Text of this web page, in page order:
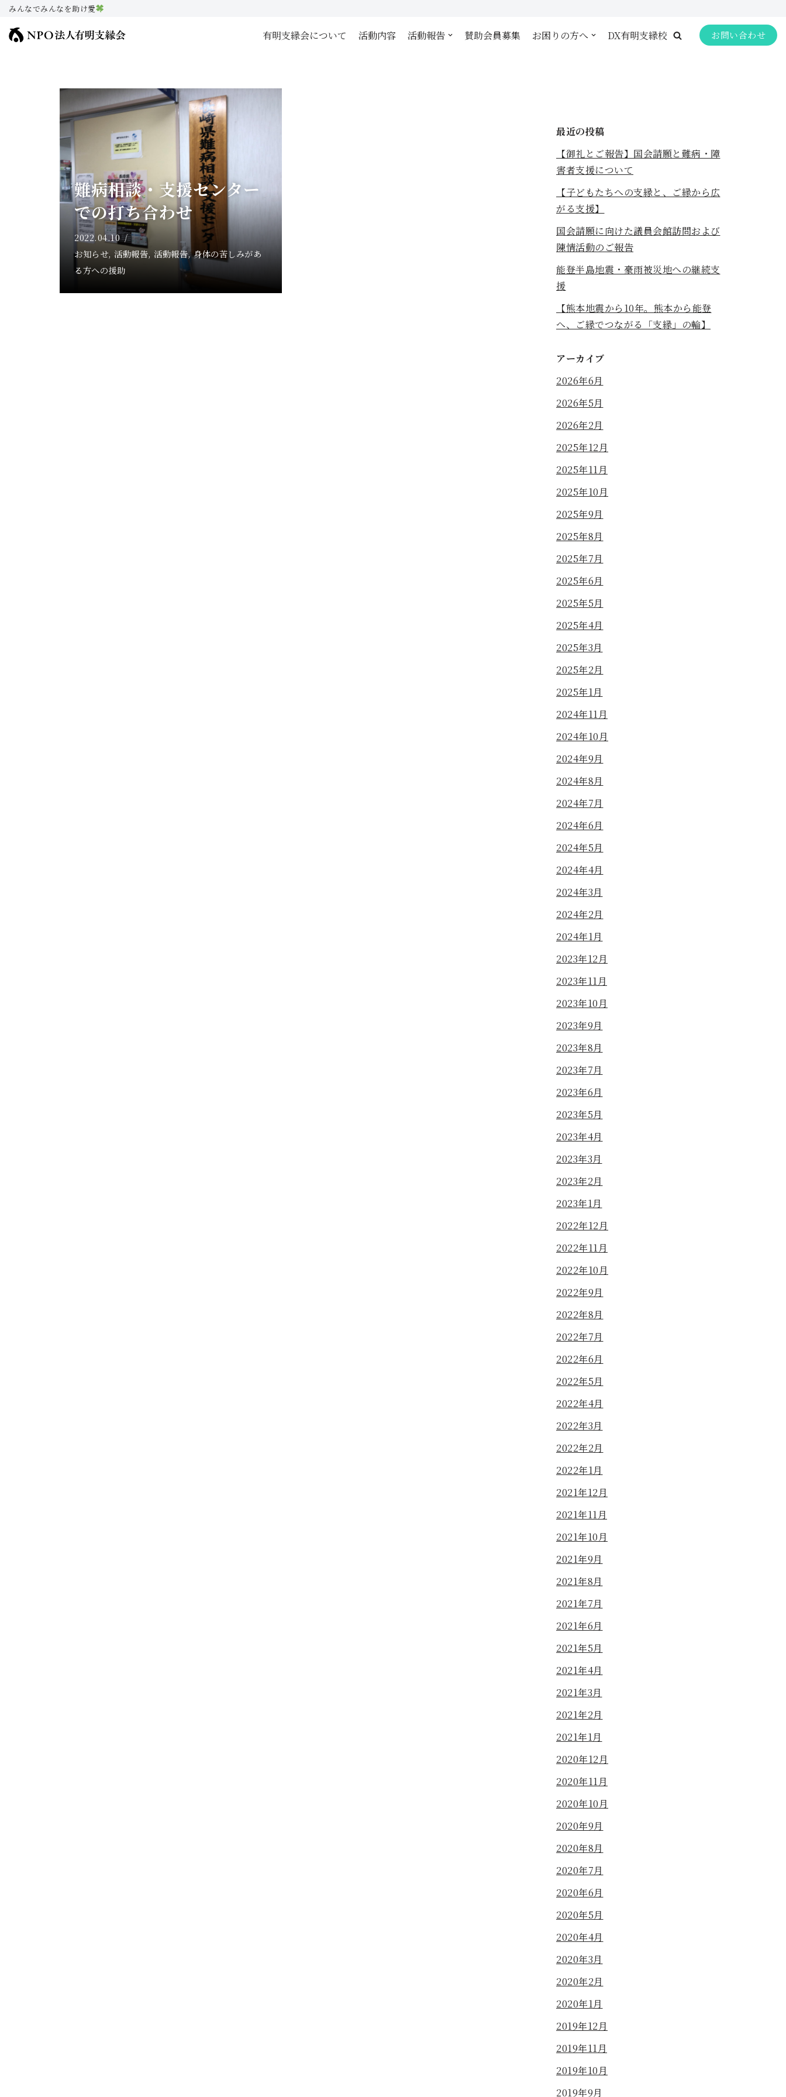
コ
みんなでみんなを助け愛
有明支縁会について 活動内容 活動報告 賛助会員募集 お困りの方へ DX有明支縁校 お問い合わせ
難病相談・支援センター
での打ち合わせ
2022.04.10
お知らせ, 活動報告, 活動報告,身体の苦しみがあ
る方への援助
最近の投稿
【御礼とご報告】国会請願と難病・障
害者支援について
【子どもたちへの支縁と、ご縁から広
がる支援】
国会請願に向けた議員会館訪問および
陳情活動のご報告
能登半島地震・豪雨被災地への継続支
援
【熊本地震から10年。熊本から能登
へ、ご縁でつながる「支縁」の輪】
アーカイブ
2026年6月
2026年5月
2026年2月
2025年12月
2025年11月
2025年10月
2025年9月
2025年8月
2025年7月
2025年6月
2025年5月
2025年4月
2025年3月
2025年2月
2025年1月
2024年11月
2024年10月
2024年9月
2024年8月
2024年7月
2024年6月
2024年5月
2024年4月
2024年3月
2024年2月
2024年1月
2023年12月
2023年11月
2023年10月
2023年9月
2023年8月
2023年7月
2023年6月
2023年5月
2023年4月
2023年3月
2023年2月
2023年1月
2022年12月
2022年11月
2022年10月
2022年9月
2022年8月
2022年7月
2022年6月
2022年5月
2022年4月
2022年3月
2022年2月
2022年1月
2021年12月
2021年11月
2021年10月
2021年9月
2021年8月
2021年7月
2021年6月
2021年5月
2021年4月
2021年3月
2021年2月
2021年1月
2020年12月
2020年11月
2020年10月
2020年9月
2020年8月
2020年7月
2020年6月
2020年5月
2020年4月
2020年3月
2020年2月
2020年1月
2019年12月
2019年11月
2019年10月
2019年9月